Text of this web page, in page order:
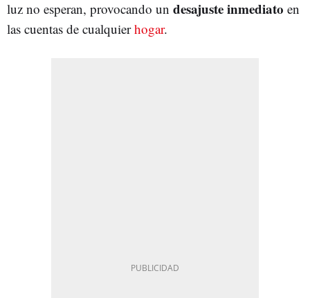
luz no esperan, provocando un desajuste inmediato en
las cuentas de cualquierhogar.